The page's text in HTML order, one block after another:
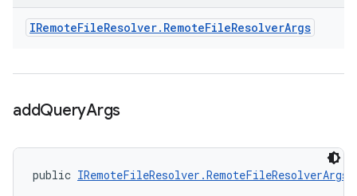
IRemoteFileResolver. RemoteFileResolverArgs
addQueryArgs
public IRemoteFileResolver.RemoteFileResolverArgs